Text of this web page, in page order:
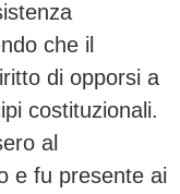
che il
di opporsi a
costituzionali.
al
e fu presente ai